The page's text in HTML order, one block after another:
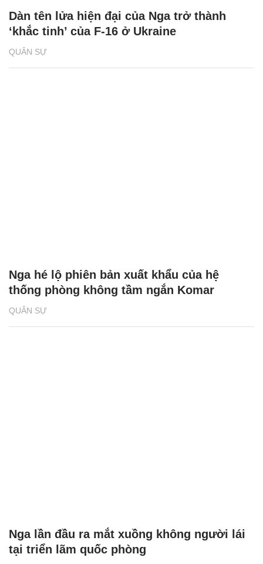
QUÂN SỰ
Dàn tên lửa hiện đại của Nga trở thành
‘khắc tinh’ của F-16 ở Ukraine
QUÂN SỰ
Nga hé lộ phiên bản xuất khẩu của hệ
thống phòng không tầm ngắn Komar
Nga lần đầu ra mắt xuồng không người lái
tại triển lãm quốc phòng